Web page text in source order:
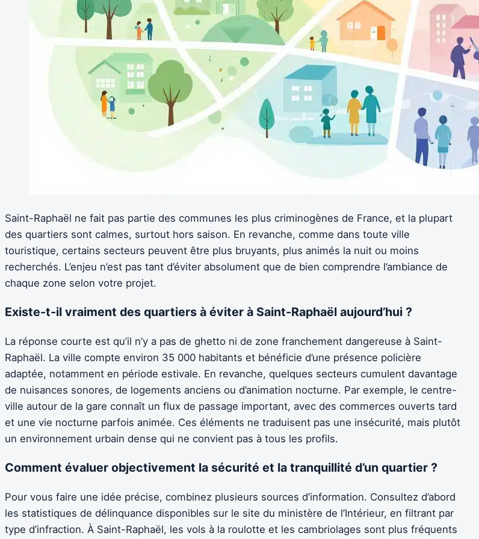
Saint-Raphaël ne fait pas partie des communes les plus criminogènes de France, et la plupart
des quartiers sont calmes, surtout hors saison. En revanche, comme dans toute ville
touristique, certains secteurs peuvent être plus bruyants, plus animés la nuit ou moins
recherchés. L’enjeu n’est pas tant d’éviter absolument que de bien comprendre l’ambiance de
chaque zone selon votre projet.
Existe-t-il vraiment des quartiers à éviter à Saint-Raphaël aujourd’hui ?
La réponse courte est qu’il n’y a pas de ghetto ni de zone franchement dangereuse à Saint-
Raphaël. La ville compte environ 35 000 habitants et bénéficie d’une présence policière
adaptée, notamment en période estivale. En revanche, quelques secteurs cumulent davantage
de nuisances sonores, de logements anciens ou d’animation nocturne. Par exemple, le centre-
ville autour de la gare connaît un flux de passage important, avec des commerces ouverts tard
et une vie nocturne parfois animée. Ces éléments ne traduisent pas une insécurité, mais plutôt
un environnement urbain dense qui ne convient pas à tous les profils.
Comment évaluer objectivement la sécurité et la tranquillité d’un quartier ?
Pour vous faire une idée précise, combinez plusieurs sources d’information. Consultez d’abord
les statistiques de délinquance disponibles sur le site du ministère de l’Intérieur, en filtrant par
type d’infraction. À Saint-Raphaël, les vols à la roulotte et les cambriolages sont plus fréquents